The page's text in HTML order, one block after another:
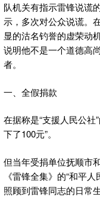
队机关有指示雷锋说谎
示，多次对公众说谎。
显的沽名钓誉的虚荣动
说明他不是一个道德高
者。
一、全假捐款
在据称是“支援人民公社
下了100元”。
但当年受捐单位抚顺市
《雷锋全集》的“和平
照顾到雷锋同志的日常